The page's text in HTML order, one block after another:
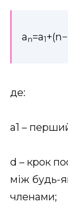
an=a1
де:
a1 –
d – крок
між будь-
членами;